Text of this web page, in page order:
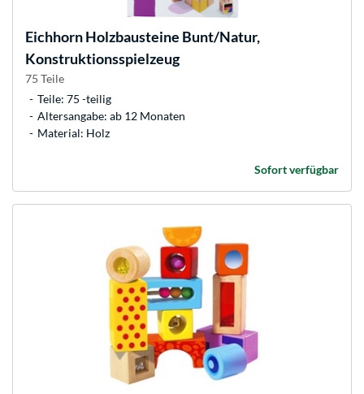
EichhornHolzbausteine Bunt/Natur,
Konstruktionsspielzeug
75 Teile
Teile: 75 -teilig
Altersangabe: ab 12 Monaten
Material: Holz
Sofort verfügbar